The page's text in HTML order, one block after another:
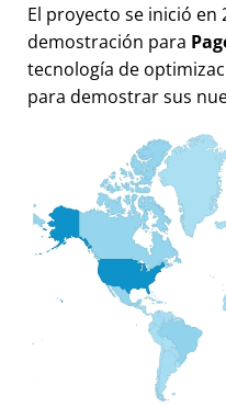
El proyecto se inició
demostración para
tecnología de
para demostrar sus